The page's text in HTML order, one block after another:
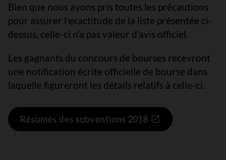
Bien que nous ayons pris toutes les précautions
pour assurer l'exactitude de la liste présentée ci-
dessus, celle-ci n'a pas valeur d'avis officiel.
Les gagnants du concours de bourses recevront
une notification écrite officielle de bourse dans
laquelle figureront les détails relatifs à celle-ci.
Résumés des subventions 2018